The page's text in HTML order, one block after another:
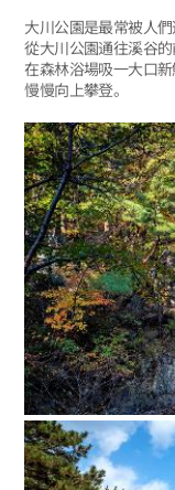
大川公園是最常被人們
從大川公園通往溪谷
在森林浴場吸一大口
慢慢向上攀登。